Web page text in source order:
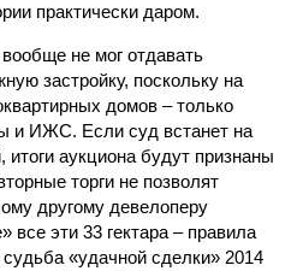
практически даром.
не мог отдавать
застройку, поскольку на
домов – только
и ИЖС. Если суд встанет на
аукциона будут признаны
торги не позволят
другому девелоперу
все эти 33 гектара – правила
«удачной сделки» 2014